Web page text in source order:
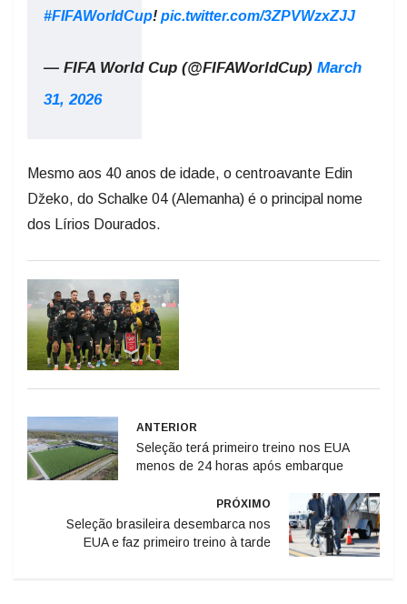
#FIFAWorldCup! pic.twitter.com/3ZPVWzxZJJ
— FIFA World Cup (@FIFAWorldCup) March
31, 2026
Mesmo aos 40 anos de idade, o centroavante Edin
Džeko, do Schalke 04 (Alemanha) é o principal nome
dos Lírios Dourados.
ANTERIOR
Seleção terá primeiro treino nos EUA
menos de 24 horas após embarque
PRÓXIMO
Seleção brasileira desembarca nos
EUA e faz primeiro treino à tarde